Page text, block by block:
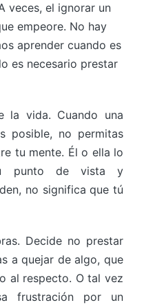
veces, el ignorar un
empeore. No hay
aprender cuando es
es necesario prestar
la vida. Cuando una
posible, no permitas
tu mente. Él o ella lo
punto de vista y
no significa que tú
Decide no prestar
a quejar de algo, que
al respecto. O tal vez
frustración por un